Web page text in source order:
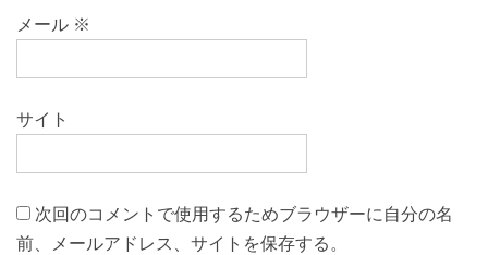
メール ※
サイト
次回のコメントで使用するためブラウザーに自分の名
前、メールアドレス、サイトを保存する。